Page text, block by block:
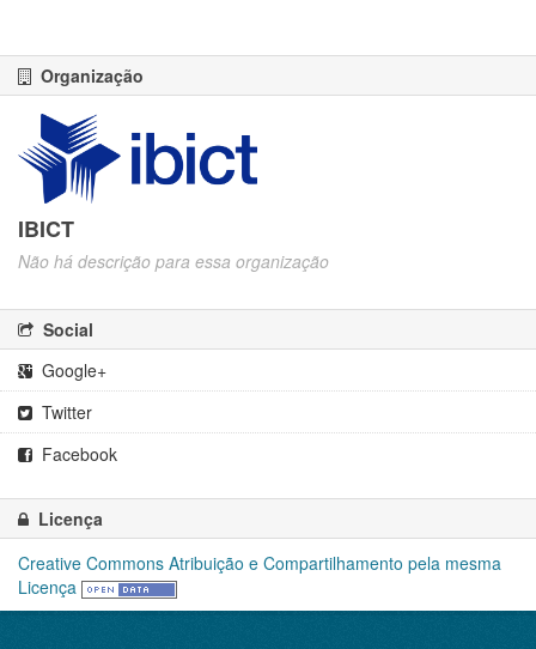
Organização
IBICT
Não há descrição para essa organização
Social
Google+
Twitter
Facebook
Licença
Creative Commons Atribuição e Compartilhamento pela mesma
Licença